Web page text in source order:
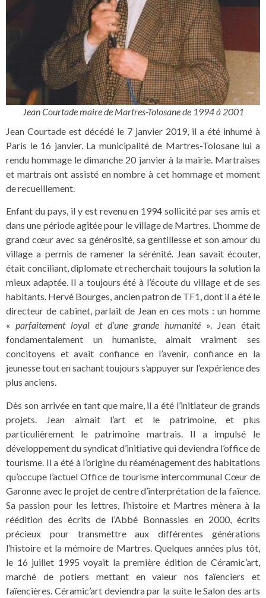
Jean Courtade maire de Martres-Tolosane de 1994 à 2001
Jean Courtade est décédé le 7 janvier 2019, il a été inhumé à
Paris le 16 janvier. La municipalité de Martres-Tolosane lui a
rendu hommage le dimanche 20 janvier à la mairie. Martraises
et martrais ont assisté en nombre à cet hommage et moment
de recueillement.
Enfant du pays, il y est revenu en 1994 sollicité par ses amis et
dans une période agitée pour le village de Martres. L’homme de
grand cœur avec sa générosité, sa gentillesse et son amour du
village a permis de ramener la sérénité. Jean savait écouter,
était conciliant, diplomate et recherchait toujours la solution la
mieux adaptée. Il a toujours été à l’écoute du village et de ses
habitants. Hervé Bourges, ancien patron de TF1, dont il a été le
directeur de cabinet, parlait de Jean en ces mots : un homme
« parfaitement loyal et d’une grande humanité ». Jean était
fondamentalement un humaniste, aimait vraiment ses
concitoyens et avait confiance en l’avenir, confiance en la
jeunesse tout en sachant toujours s’appuyer sur l’expérience des
plus anciens.
Dès son arrivée en tant que maire, il a été l’initiateur de grands
projets. Jean aimait l’art et le patrimoine, et plus
particulièrement le patrimoine martrais. Il a impulsé le
développement du syndicat d’initiative qui deviendra l’office de
tourisme. Il a été à l’origine du réaménagement des habitations
qu’occupe l’actuel Office de tourisme intercommunal Cœur de
Garonne avec le projet de centre d’interprétation de la faïence.
Sa passion pour les lettres, l’histoire et Martres mènera à la
réédition des écrits de l’Abbé Bonnassies en 2000, écrits
précieux pour transmettre aux différentes générations
l’histoire et la mémoire de Martres. Quelques années plus tôt,
le 16 juillet 1995 voyait la première édition de Céramic’art,
marché de potiers mettant en valeur nos faïenciers et
faïencières. Céramic’art deviendra par la suite le Salon des arts